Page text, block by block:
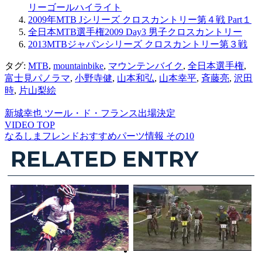
リーゴールハイライト
2009年MTB Jシリーズ クロスカントリー第４戦 Part１
全日本MTB選手権2009 Day3 男子クロスカントリー
2013MTBジャパンシリーズ クロスカントリー第３戦
タグ: MTB, mountainbike, マウンテンバイク, 全日本選手権,
富士見パノラマ, 小野寺健, 山本和弘, 山本幸平, 斉藤亮, 沢田
時, 片山梨絵
新城幸也 ツール・ド・フランス出場決定
VIDEO TOP
なるしまフレンドおすすめパーツ情報 その10
RELATED ENTRY